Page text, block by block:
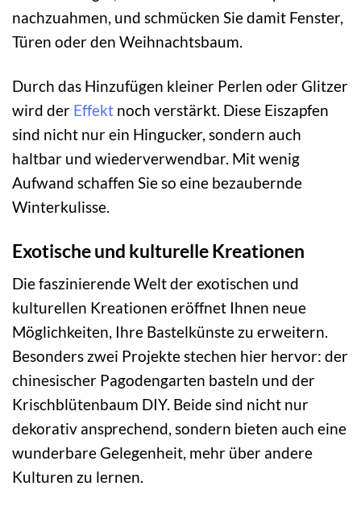
nachzuahmen, und schmücken Sie damit Fenster,
Türen oder den Weihnachtsbaum.
Durch das Hinzufügen kleiner Perlen oder Glitzer
wird der Effekt noch verstärkt. Diese Eiszapfen
sind nicht nur ein Hingucker, sondern auch
haltbar und wiederverwendbar. Mit wenig
Aufwand schaffen Sie so eine bezaubernde
Winterkulisse.
Exotische und kulturelle Kreationen
Die faszinierende Welt der exotischen und
kulturellen Kreationen eröffnet Ihnen neue
Möglichkeiten, Ihre Bastelkünste zu erweitern.
Besonders zwei Projekte stechen hier hervor: der
chinesischer Pagodengarten basteln und der
Krischblütenbaum DIY. Beide sind nicht nur
dekorativ ansprechend, sondern bieten auch eine
wunderbare Gelegenheit, mehr über andere
Kulturen zu lernen.